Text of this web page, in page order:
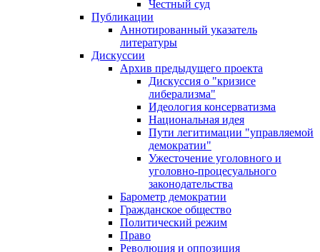
Честный суд
Публикации
Аннотированный указатель
литературы
Дискуссии
Архив предыдущего проекта
Дискуссия о "кризисе
либерализма"
Идеология консерватизма
Национальная идея
Пути легитимации "управляемой
демократии"
Ужесточение уголовного и
уголовно-процесуального
законодательства
Барометр демократии
Гражданское общество
Политический режим
Право
Революция и оппозиция